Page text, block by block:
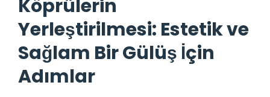
Köprülerin
Yerleştirilmesi: Estetik ve
Sağlam Bir Gülüş İçin
Adımlar